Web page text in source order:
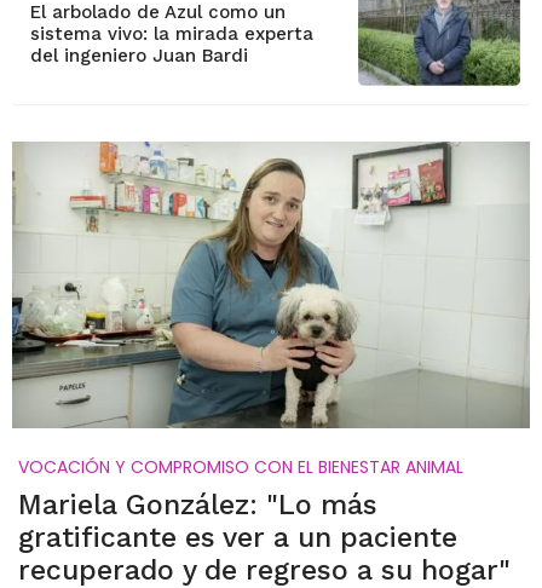
El arbolado de Azul como un
sistema vivo: la mirada experta
del ingeniero Juan Bardi
VOCACIÓN Y COMPROMISO CON EL BIENESTAR ANIMAL
Mariela González: "Lo más
gratificante es ver a un paciente
recuperado y de regreso a su hogar"